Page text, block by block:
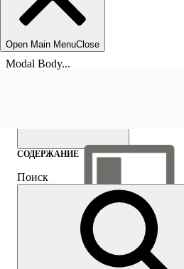
Open Main MenuClose
Modal Body...
Показать содержание
Содержание
СОДЕРЖАНИЕ
Поиск